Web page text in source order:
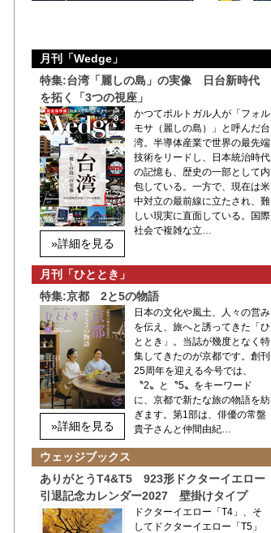
月刊「Wedge」
特集:台湾「麗しの島」の実像 日台新時代
を拓く「3つの視座」
»詳細を見る
かつてポルトガル人が「フォル
モサ（麗しの島）」と呼んだ台
湾。半導体産業で世界の最先端
技術をリードし、日本統治時代
の記憶も、歴史の一部として内
包している。一方で、現在は米
中対立の最前線に立たされ、難
しい現実に直面している。国際
社会で複雑な立…
月刊「ひととき」
特集:京都 2と5の物語
»詳細を見る
日本の文化や風土、人々の営み
を伝え、旅へと誘ってきた「ひ
ととき」。当誌が幾度となく特
集してきたのが京都です。創刊
25周年を迎える今号では、
〝2〟と〝5〟をキーワード
に、京都で新たな旅の物語を紡
ぎます。第1部は、俳優の常盤
貴子さんと仲間由紀…
ウェッジブックス
ありがとうT4&T5 923形ドクターイエロー
引退記念カレンダー2027 壁掛けタイプ
ドクターイエロー「T4」、そ
してドクターイエロー「T5」